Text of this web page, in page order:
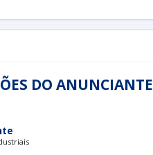
DO ANUNCIANTE